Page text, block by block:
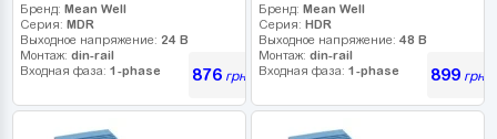
Бренд: Mean Well
Серия: MDR
Выходное напряжение: 24 В
Монтаж: din-rail
Входная фаза: 1-phase 876грн
Бренд: Mean Well
Серия: HDR
Выходное напряжение: 48 В
Монтаж: din-rail
Входная фаза: 1-phase 899грн